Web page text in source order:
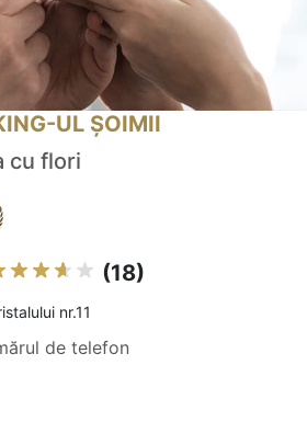
UL ȘOIMII
cu flori
(18)
nr.11
de telefon